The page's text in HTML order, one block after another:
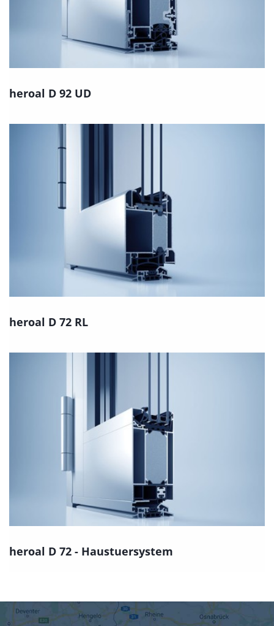
heroal D 92 UD
heroal D 72 RL
heroal D 72 - Haustuersystem